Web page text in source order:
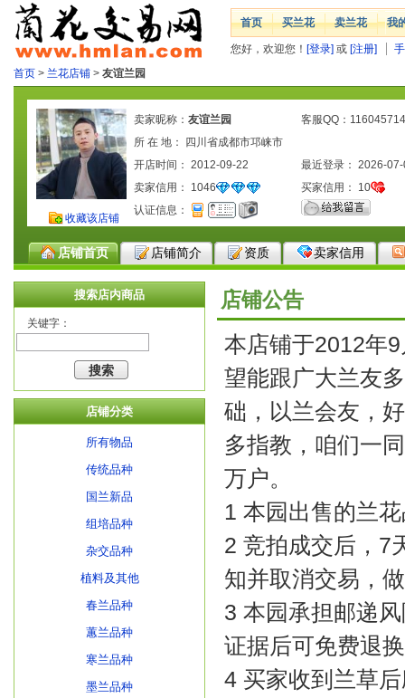
首页 买兰花 卖兰花 我
您好，欢迎您！ [登录] 或 [注册]
首页 > 兰花店铺 > 友谊兰园
收藏该店铺
卖家昵称： 友谊兰园
客服QQ：
所 在 地： 四川省成都市邛崃市
开店时间： 2012-09-22
最近登录： 2026-
卖家信用： 1046 买家信用： 10
认证信息：
店铺首页 店铺简介 资质 卖家信用
搜索店内商品
关键字：
店铺分类
所有物品
传统品种
国兰新品
组培品种
杂交品种
植料及其他
春兰品种
蕙兰品种
寒兰品种
墨兰品种
店铺公告
本店铺于2012年
望能跟广大兰友
础，以兰会友，
多指教，咱们一
万户。
1 本园出售的兰
2 竞拍成交后，7
知并取消交易，
3 本园承担邮递
证据后可免费退
4 买家收到兰草